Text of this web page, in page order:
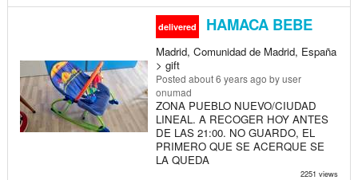
delivered HAMACA BEBE
Madrid, Comunidad de Madrid, España
> gift
Posted about 6 years ago by user
onumad
ZONA PUEBLO NUEVO/CIUDAD
LINEAL. A RECOGER HOY ANTES
DE LAS 21:00. NO GUARDO, EL
PRIMERO QUE SE ACERQUE SE
LA QUEDA
2251 views